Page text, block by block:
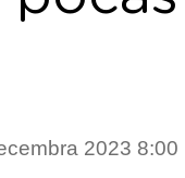
2023 8:00